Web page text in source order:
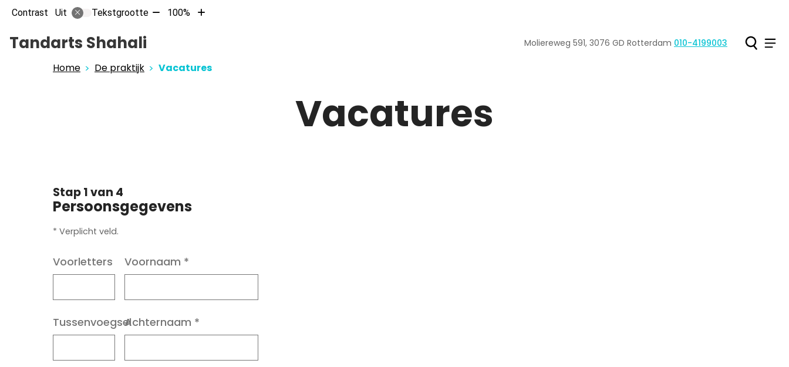
Contrast Uit Tekstgrootte Tekst100%
Tekst
Tandarts Shahali Moliereweg 591, 3076 GD Rotterdam Tel:
010-4199003
Home De praktijk Vacatures
Vacatures
Stap 1 van 4
Persoonsgegevens
* Verplicht veld.
Voorletters Voornaam *
TussenvoegselAchternaam *